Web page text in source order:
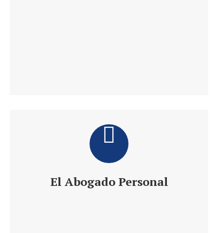
El Abogado Personal